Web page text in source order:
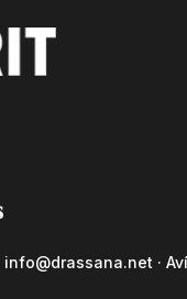
info@drassana.net ·